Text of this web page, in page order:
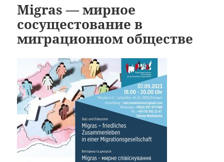
Мigras — мирное
сосущестование в
миграционном обществе